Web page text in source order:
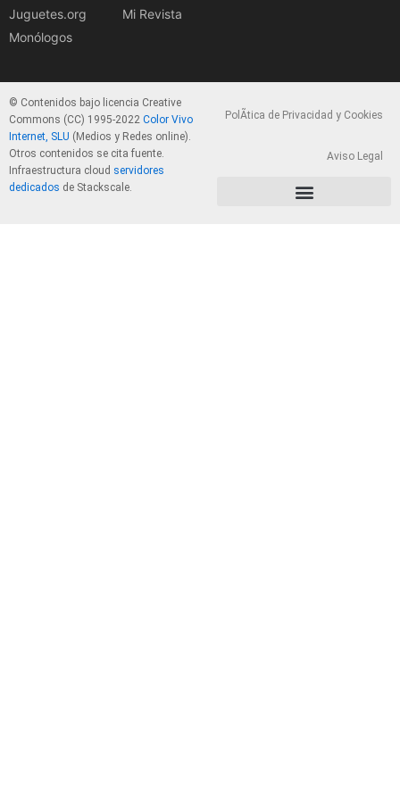
Juguetes.org
Monólogos
Mi Revista
© Contenidos bajo licencia Creative
Commons (CC) 1995-2022 Color Vivo
Internet, SLU (Medios y Redes online).
Otros contenidos se cita fuente.
Infraestructura cloud servidores
dedicados de Stackscale.
PolÃ­tica de Privacidad y Cookies
Aviso Legal